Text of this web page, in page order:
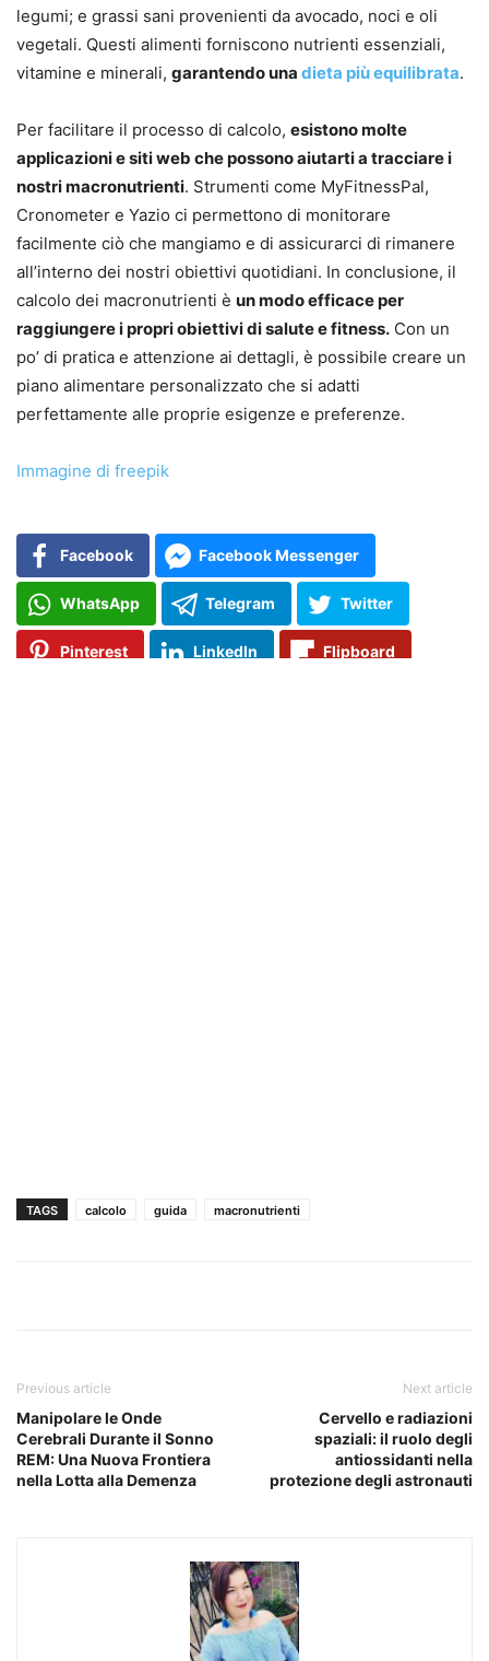
legumi; e grassi sani provenienti da avocado, noci e oli
vegetali. Questi alimenti forniscono nutrienti essenziali,
vitamine e minerali, garantendo una dieta più equilibrata.
Per facilitare il processo di calcolo, esistono molte
applicazioni e siti web che possono aiutarti a tracciare i
nostri macronutrienti. Strumenti come MyFitnessPal,
Cronometer e Yazio ci permettono di monitorare
facilmente ciò che mangiamo e di assicurarci di rimanere
all’interno dei nostri obiettivi quotidiani. In conclusione, il
calcolo dei macronutrienti è un modo efficace per
raggiungere i propri obiettivi di salute e fitness. Con un
po’ di pratica e attenzione ai dettagli, è possibile creare un
piano alimentare personalizzato che si adatti
perfettamente alle proprie esigenze e preferenze.
Immagine di freepik
Facebook Facebook Messenger
WhatsApp Telegram Twitter
Pinterest LinkedIn Flipboard
TAGS calcolo guida macronutrienti
Previous article
Manipolare le Onde
Cerebrali Durante il Sonno
REM: Una Nuova Frontiera
nella Lotta alla Demenza
Next article
Cervello e radiazioni
spaziali: il ruolo degli
antiossidanti nella
protezione degli astronauti